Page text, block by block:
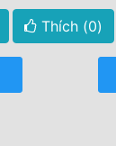
Thích (0)